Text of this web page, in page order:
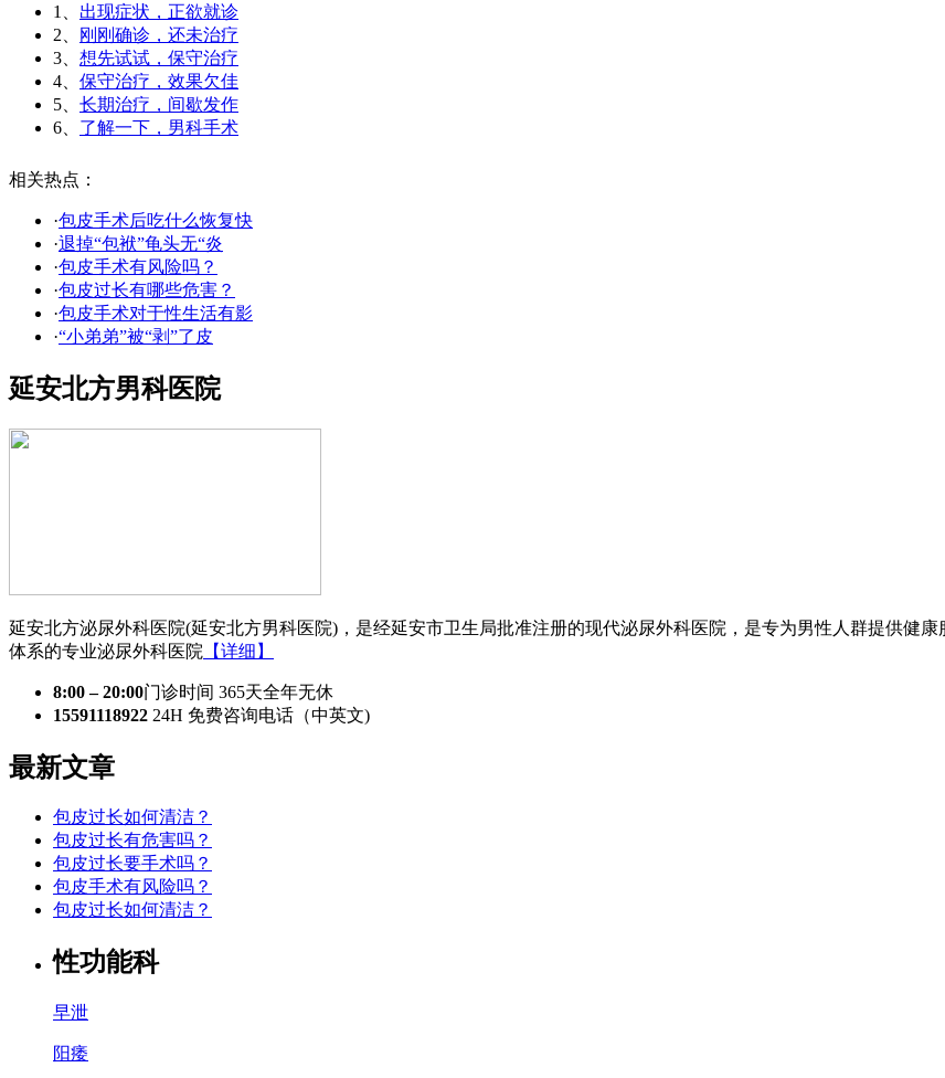
1、 出现症状，正欲就诊
2、
刚刚确诊，还未治疗
3、 想先试试，保守治疗
4、 保守治疗，效果欠佳
5、 长期治疗，间歇发作
6、 了解一下，男科手术
相关热点：
·包皮手术后吃什么恢复快
·退掉“包袱”龟头无“炎
·包皮手术有风险吗？
·包皮过长有哪些危害？
·包皮手术对于性生活有影
·“小弟弟”被“剥”了皮
延安北方男科医院
延安北方泌尿外科医院(延安北方男科医院)，是经延安市卫生局批准注册的现代泌尿外科医院，是专为男性人群提供健
体系的专业泌尿外科医院 【详细】
8:00 – 20:00门诊时间 365天全年无休
15591118922 24H 免费咨询电话（中英文)
最新文章
包皮过长如何清洁？
包皮过长有危害吗？
包皮过长要手术吗？
包皮手术有风险吗？
包皮过长如何清洁？
性功能科
早泄
阳痿